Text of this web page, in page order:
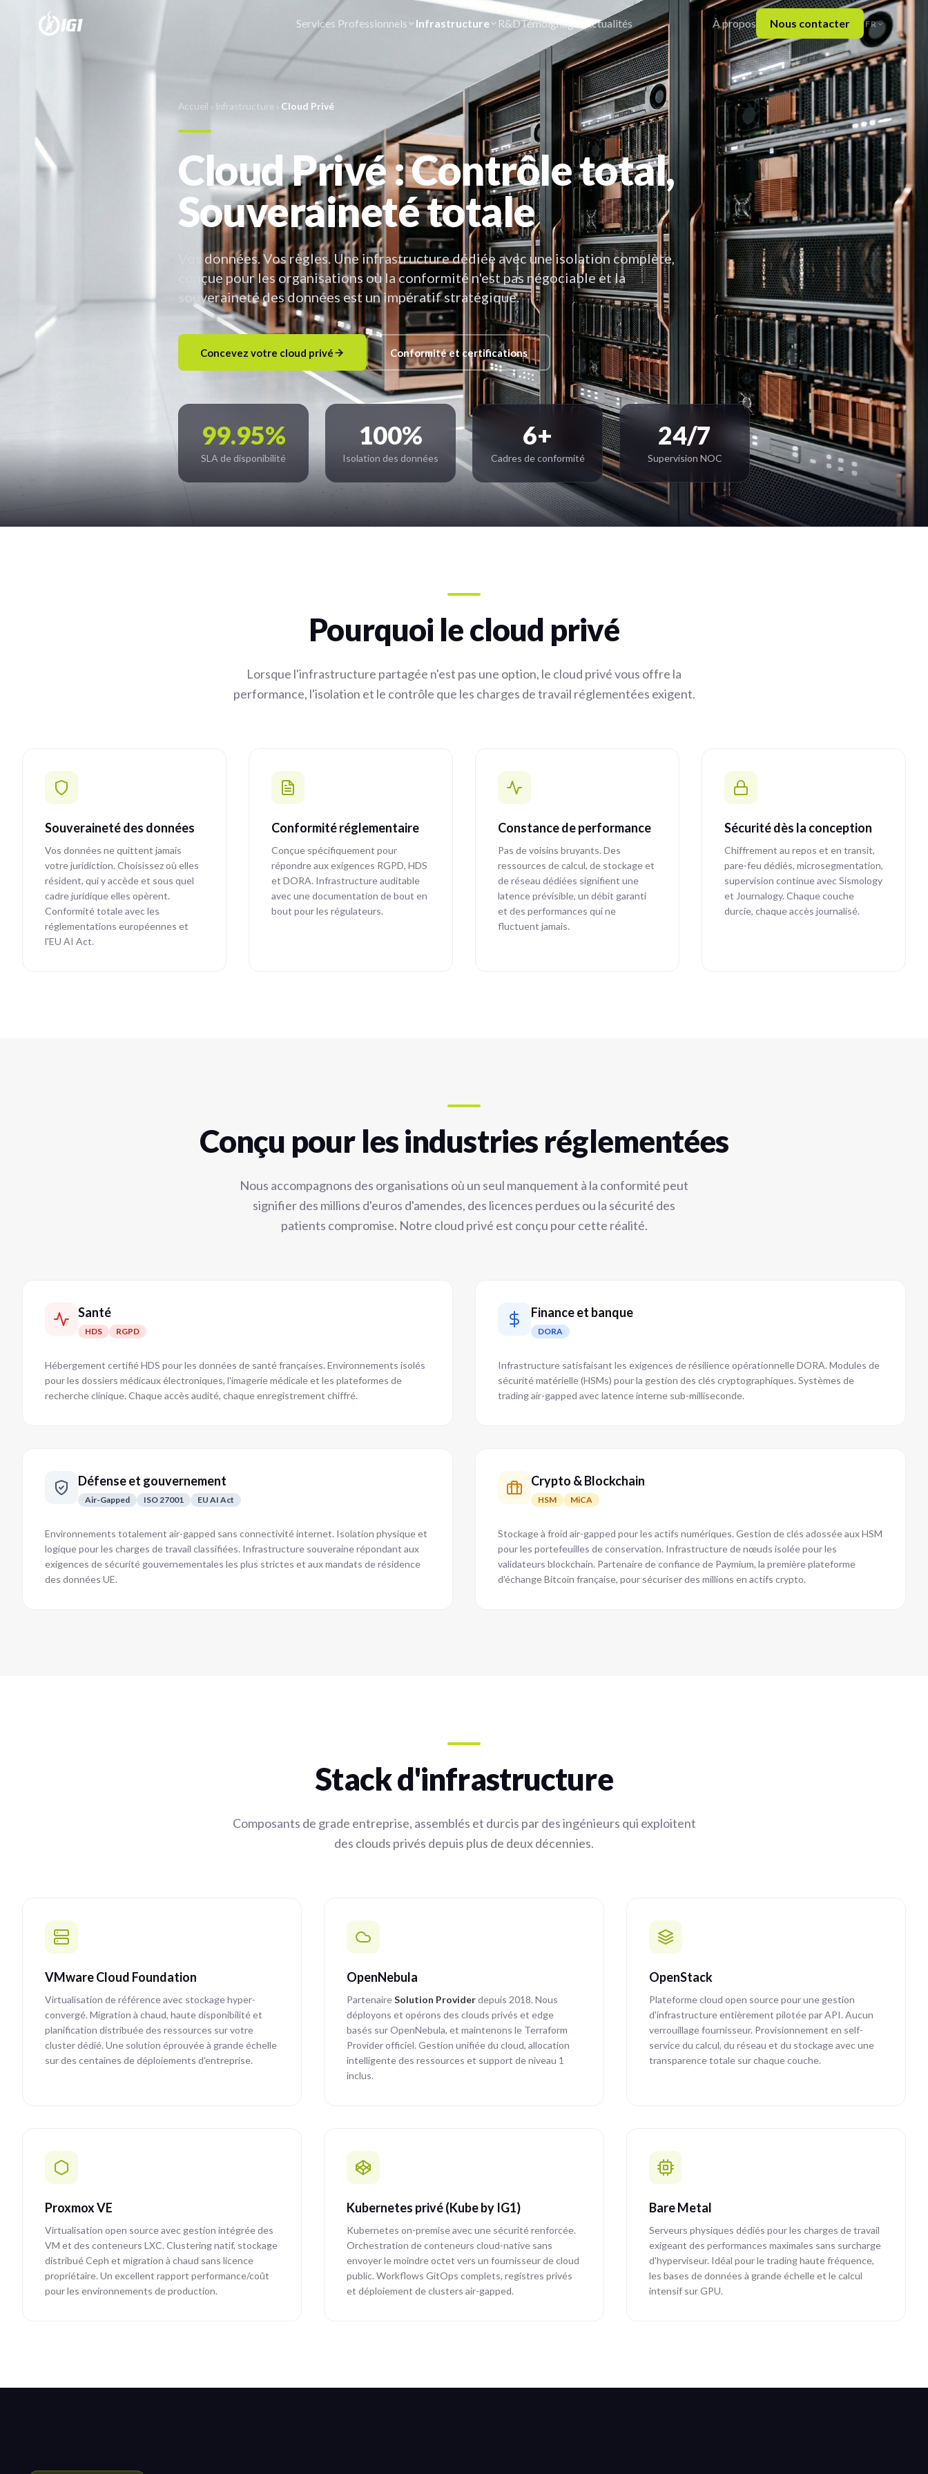
Services Professionnels Infrastructure R&DTémoignages Actualités À propos Nous contacter FR
Accueil › Infrastructure › Cloud Privé
Cloud Privé : Contrôle total,
Souveraineté totale
Vos données. Vos règles. Une infrastructure dédiée avec une isolation complète,
conçue pour les organisations où la conformité n'est pas négociable et la
souveraineté des données est un impératif stratégique.
Concevez votre cloud privé Conformité et certifications
99.95%
SLA de disponibilité
100%
Isolation des données
6+
Cadres de conformité
24/7
Supervision NOC
Pourquoi le cloud privé
Lorsque l'infrastructure partagée n'est pas une option, le cloud privé vous offre la
performance, l'isolation et le contrôle que les charges de travail réglementées exigent.
Souveraineté des données
Vos données ne quittent jamais
votre juridiction. Choisissez où elles
résident, qui y accède et sous quel
cadre juridique elles opèrent.
Conformité totale avec les
réglementations européennes et
l'EU AI Act.
Conformité réglementaire
Conçue spécifiquement pour
répondre aux exigences RGPD, HDS
et DORA. Infrastructure auditable
avec une documentation de bout en
bout pour les régulateurs.
Constance de performance
Pas de voisins bruyants. Des
ressources de calcul, de stockage et
de réseau dédiées signifient une
latence prévisible, un débit garanti
et des performances qui ne
fluctuent jamais.
Sécurité dès la conception
Chiffrement au repos et en transit,
pare-feu dédiés, microsegmentation,
supervision continue avec Sismology
et Journalogy. Chaque couche
durcie, chaque accès journalisé.
Conçu pour les industries réglementées
Nous accompagnons des organisations où un seul manquement à la conformité peut
signifier des millions d'euros d'amendes, des licences perdues ou la sécurité des
patients compromise. Notre cloud privé est conçu pour cette réalité.
Santé
HDS RGPD
Hébergement certifié HDS pour les données de santé françaises. Environnements isolés
pour les dossiers médicaux électroniques, l'imagerie médicale et les plateformes de
recherche clinique. Chaque accès audité, chaque enregistrement chiffré.
Finance et banque
DORA
Infrastructure satisfaisant les exigences de résilience opérationnelle DORA. Modules de
sécurité matérielle (HSMs) pour la gestion des clés cryptographiques. Systèmes de
trading air-gapped avec latence interne sub-milliseconde.
Défense et gouvernement
Air-Gapped ISO 27001 EU AI Act
Environnements totalement air-gapped sans connectivité internet. Isolation physique et
logique pour les charges de travail classifiées. Infrastructure souveraine répondant aux
exigences de sécurité gouvernementales les plus strictes et aux mandats de résidence
des données UE.
Crypto & Blockchain
HSM MiCA
Stockage à froid air-gapped pour les actifs numériques. Gestion de clés adossée aux HSM
pour les portefeuilles de conservation. Infrastructure de nœuds isolée pour les
validateurs blockchain. Partenaire de confiance de Paymium, la première plateforme
d'échange Bitcoin française, pour sécuriser des millions en actifs crypto.
Stack d'infrastructure
Composants de grade entreprise, assemblés et durcis par des ingénieurs qui exploitent
des clouds privés depuis plus de deux décennies.
VMware Cloud Foundation
Virtualisation de référence avec stockage hyper-
convergé. Migration à chaud, haute disponibilité et
planification distribuée des ressources sur votre
cluster dédié. Une solution éprouvée à grande échelle
sur des centaines de déploiements d'entreprise.
OpenNebula
PartenaireSolution Providerdepuis 2018. Nous
déployons et opérons des clouds privés et edge
basés sur OpenNebula, et maintenons le Terraform
Provider officiel. Gestion unifiée du cloud, allocation
intelligente des ressources et support de niveau 1
inclus.
OpenStack
Plateforme cloud open source pour une gestion
d'infrastructure entièrement pilotée par API. Aucun
verrouillage fournisseur. Provisionnement en self-
service du calcul, du réseau et du stockage avec une
transparence totale sur chaque couche.
Proxmox VE
Virtualisation open source avec gestion intégrée des
VM et des conteneurs LXC. Clustering natif, stockage
distribué Ceph et migration à chaud sans licence
propriétaire. Un excellent rapport performance/coût
pour les environnements de production.
Kubernetes privé (Kube by IG1)
Kubernetes on-premise avec une sécurité renforcée.
Orchestration de conteneurs cloud-native sans
envoyer le moindre octet vers un fournisseur de cloud
public. Workflows GitOps complets, registres privés
et déploiement de clusters air-gapped.
Bare Metal
Serveurs physiques dédiés pour les charges de travail
exigeant des performances maximales sans surcharge
d'hyperviseur. Idéal pour le trading haute fréquence,
les bases de données à grande échelle et le calcul
intensif sur GPU.